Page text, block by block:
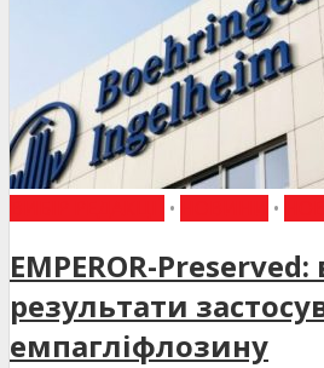
• •
EMPEROR-
результати
емпагліфлозину